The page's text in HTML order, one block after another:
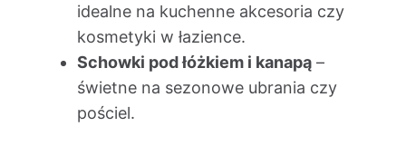
idealne na kuchenne akcesoria czy
kosmetyki w łazience.
Schowki pod łóżkiem i kanapą–
świetne na sezonowe ubrania czy
pościel.